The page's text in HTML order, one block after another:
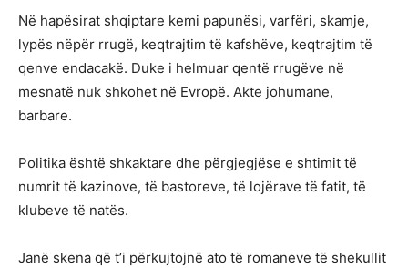
Në hapësirat shqiptare kemi papunësi, varfëri, skamje,
lypës nëpër rrugë, keqtrajtim të kafshëve, keqtrajtim të
qenve endacakë. Duke i helmuar qentë rrugëve në
mesnatë nuk shkohet në Evropë. Akte johumane,
barbare.
Politika është shkaktare dhe përgjegjëse e shtimit të
numrit të kazinove, të bastoreve, të lojërave të fatit, të
klubeve të natës.
Janë skena që t’i përkujtojnë ato të romaneve të shekullit